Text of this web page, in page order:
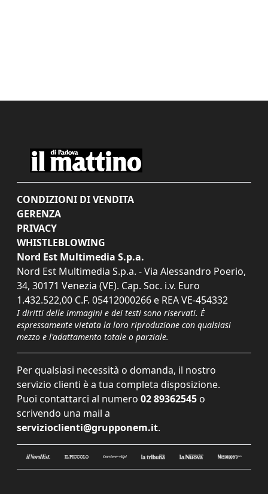
CONDIZIONI DI VENDITA
GERENZA
PRIVACY
WHISTLEBLOWING
Nord Est Multimedia S.p.a.
Nord Est Multimedia S.p.a. - Via Alessandro Poerio,
34, 30171 Venezia (VE). Cap. Soc. i.v. Euro
1.432.522,00 C.F. 05412000266 e REA VE-454332
I diritti delle immagini e dei testi sono riservati. È
espressamente vietata la loro riproduzione con qualsiasi
mezzo e l'adattamento totale o parziale.
Per qualsiasi necessità o domanda, il nostro
servizio clienti è a tua completa disposizione.
Puoi contattarci al numero 02 89362545 o
scrivendo una mail a
servizioclienti@grupponem.it.